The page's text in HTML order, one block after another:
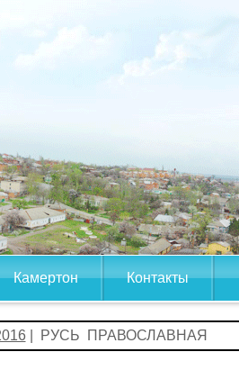
Камертон Контакты
| РУСЬ ПРАВОСЛАВНАЯ